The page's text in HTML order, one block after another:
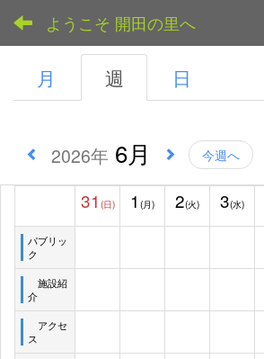
ようこそ 開田の里へ
月 週 日
2026年 6月 今週へ
31 (日) 1 (月) 2(火) 3(水)
パブリッ
ク
施設紹
介
アクセ
ス